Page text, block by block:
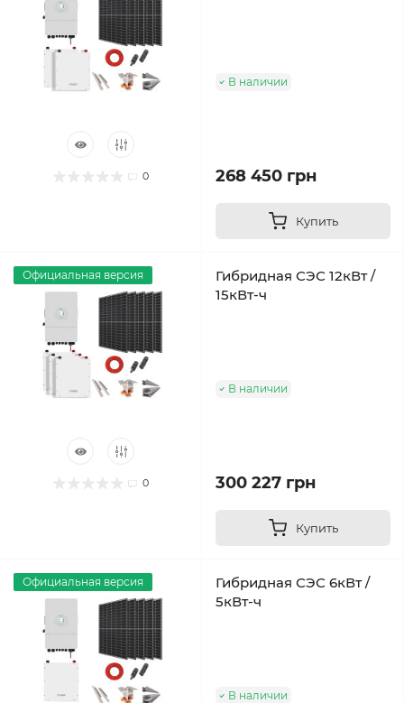
0
В наличии
268 450 грн
Купить
Официальная версия
0
Гибридная СЭС 12кВт /
15кВт-ч
В наличии
300 227 грн
Купить
Официальная версия
Гибридная СЭС 6кВт /
5кВт-ч
В наличии